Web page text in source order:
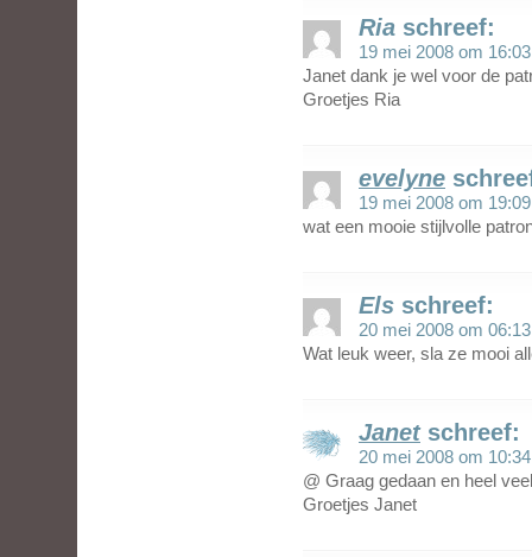
Ria schreef:
19 mei 2008 om 16:03
Janet dank je wel voor de
Groetjes Ria
evelyne
19 mei 2008 om 19:09
wat een mooie stijlvolle
Els schreef:
20 mei 2008 om 06:13
Wat leuk weer, sla ze mooi
Janet schreef:
20 mei 2008 om 10:34
@ Graag gedaan en heel
Groetjes Janet